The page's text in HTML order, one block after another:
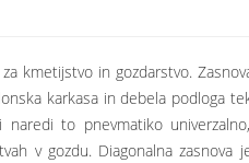
kmetijstvo in gozdarstvo.
karkasa in debela podloga
naredi to pnevmatiko
v gozdu. Diagonalna